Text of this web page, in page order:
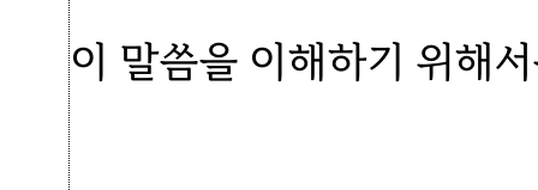
이 말씀을 이해하기 위해